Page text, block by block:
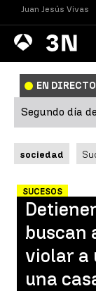
Juan Jesús Vivas
Antena
3 Noticias
EN DIRECTO
Segundo día
sociedad
SUCESOS
buscan
violar a
una